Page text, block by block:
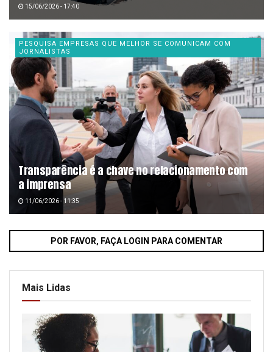
15/06/2026 - 17:40
PESQUISA EMPRESAS QUE MELHOR SE COMUNICAM COM
JORNALISTAS
Transparência é a chave no relacionamento com
a imprensa
11/06/2026 - 11:35
POR FAVOR, FAÇA LOGIN PARA COMENTAR
Mais Lidas